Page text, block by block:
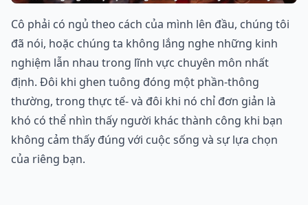
Cô phải có ngủ theo cách của mình lên đầu, chúng tôi
đã nói, hoặc chúng ta không lắng nghe những kinh
nghiệm lẫn nhau trong lĩnh vực chuyên môn nhất
định. Đôi khi ghen tuông đóng một phần-thông
thường, trong thực tế- và đôi khi nó chỉ đơn giản là
khó có thể nhìn thấy người khác thành công khi bạn
không cảm thấy đúng với cuộc sống và sự lựa chọn
của riêng bạn.